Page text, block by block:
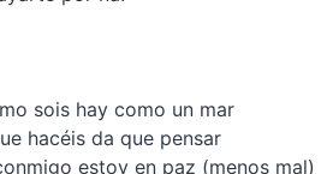
sois hay como un mar
hacéis da que pensar
estoy en paz (menos mal)